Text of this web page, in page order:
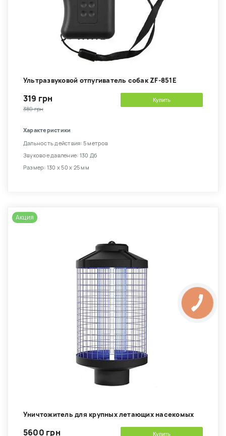
Ультразвуковой отпугиватель собак ZF-851E
319 грн
380 грн
Купить
Характеристики
Дальность действия: 5 метров
Звуковое давление: 130 Дб
Размер: 130 х 50 х 25 мм
Акция
Уничтожитель для крупных летающих насекомых
5600 грн Купить